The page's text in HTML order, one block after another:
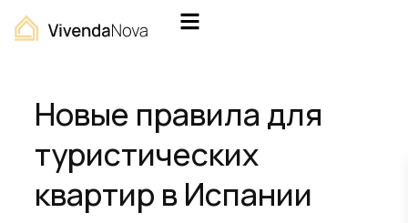
Home Блог Новые правила для туристических квартир в Испании
Новые правила для
туристических
квартир в Испании